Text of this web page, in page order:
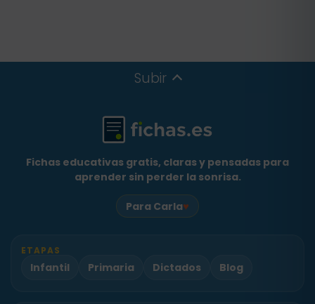
Subir
Fichas educativas gratis, claras y pensadas para
aprender sin perder la sonrisa.
Para Carla♥
ETAPAS
Infantil Primaria Dictados Blog